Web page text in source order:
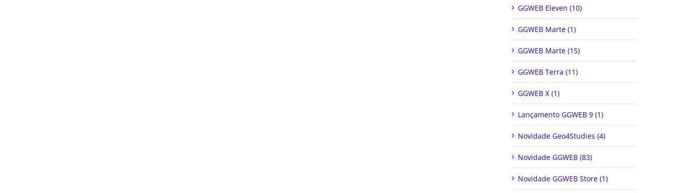
GGWEB Eleven (10)
GGWEB Marte (1)
GGWEB Marte (15)
GGWEB Terra (11)
GGWEB X (1)
Lançamento GGWEB 9 (1)
Novidade Geo4Studies (4)
Novidade GGWEB (83)
Novidade GGWEB Store (1)